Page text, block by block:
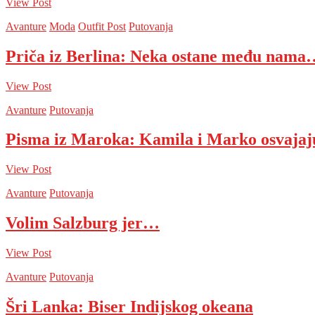
Avanture Moda Outfit Post Putovanja
Priča iz Berlina: Neka ostane među
View Post
Avanture Putovanja
Pisma iz Maroka: Kamila i Marko
View Post
Avanture Putovanja
Volim Salzburg jer…
View Post
Avanture Putovanja
Šri Lanka: Biser Indijskog okeana